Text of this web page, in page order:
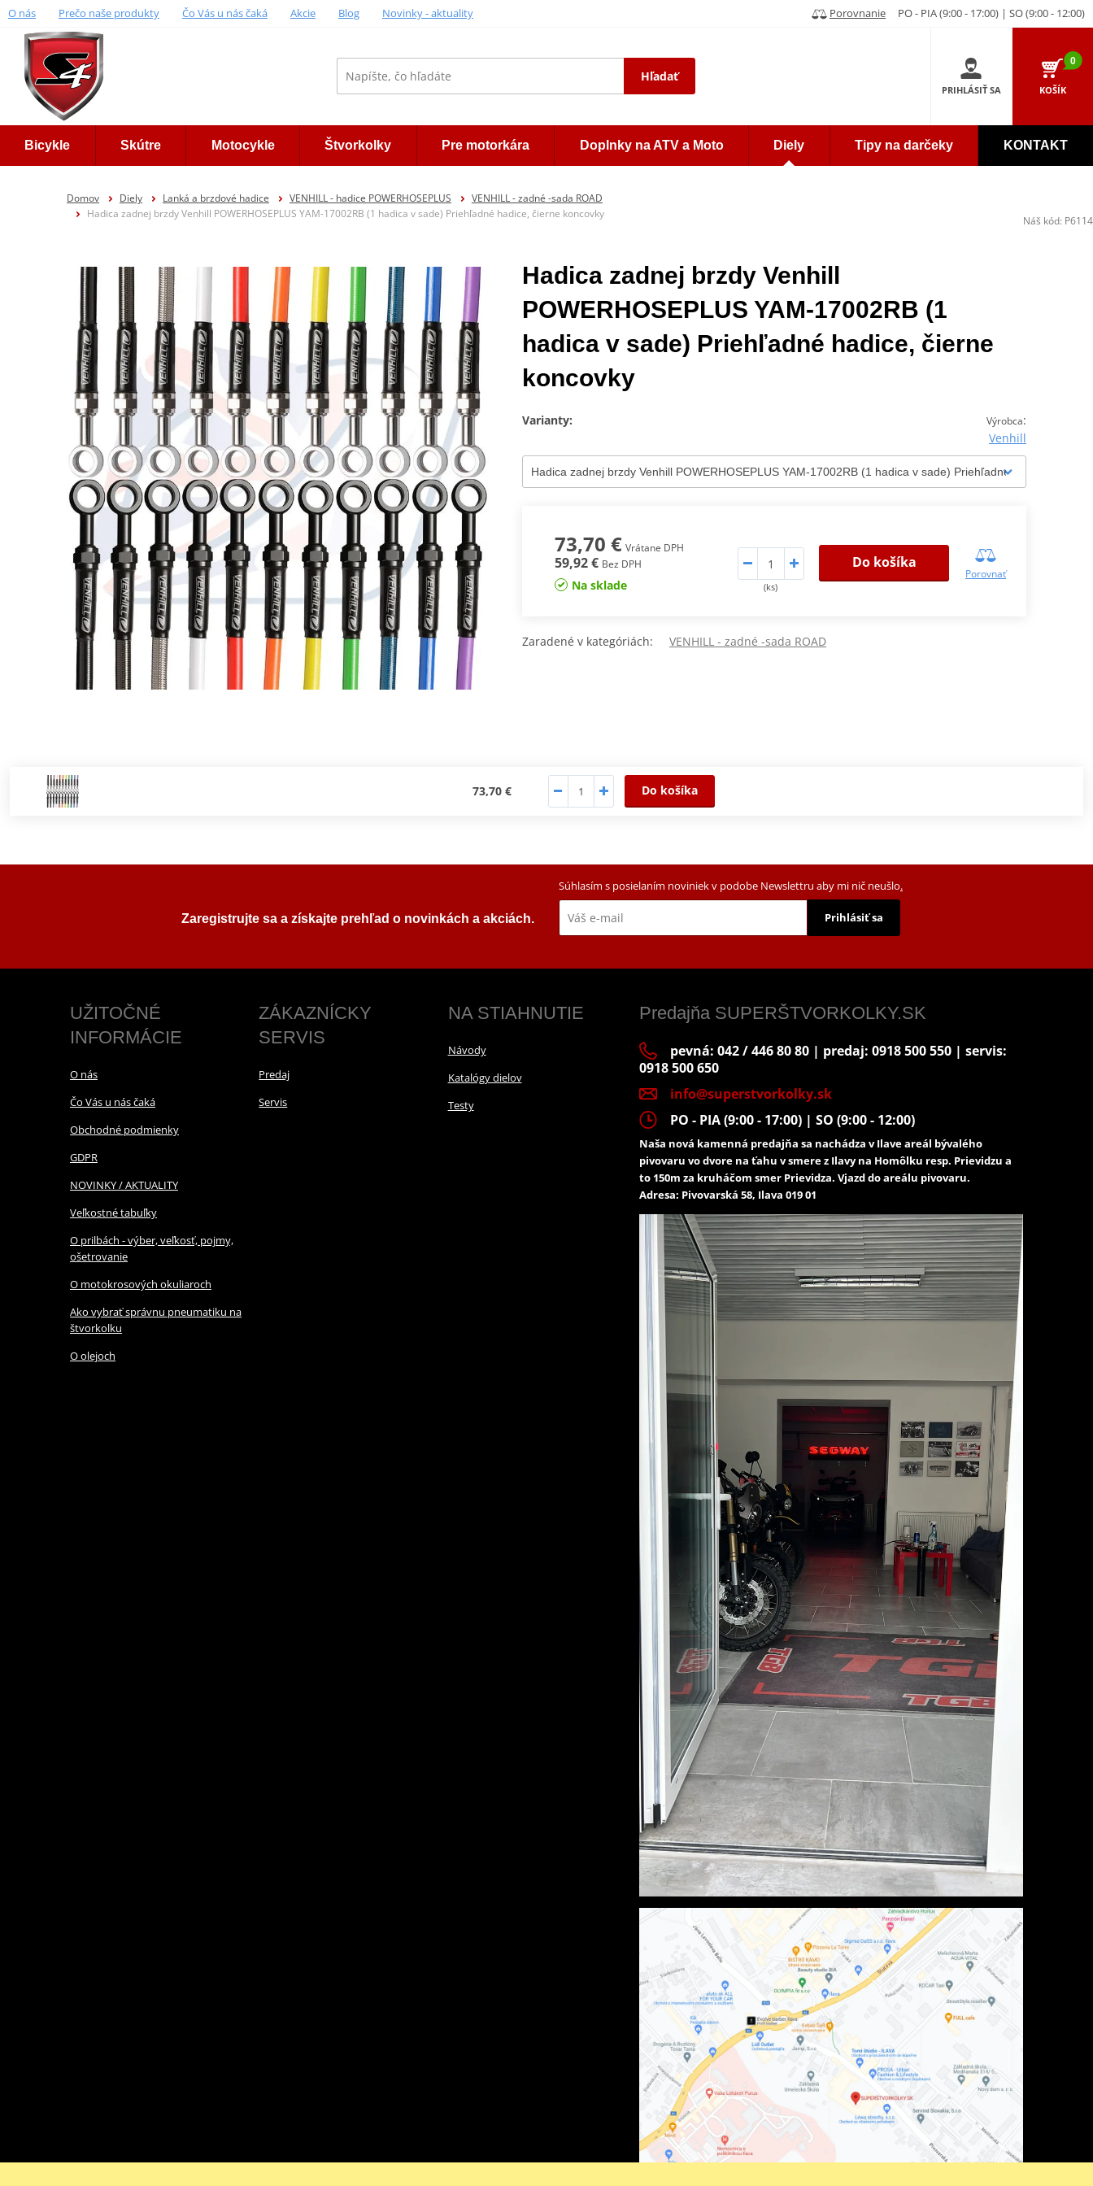
O nás Prečo naše produkty Čo Vás u nás čaká Akcie Blog Novinky - aktuality Porovnanie PO - PIA (9:00 - 17:00) | SO (9:00 - 12:00)
Hľadať
PRIHLÁSIŤ SA
0
KOŠÍK
Bicykle Skútre Motocykle Štvorkolky Pre motorkára Doplnky na ATV a Moto Diely Tipy na darčeky KONTAKT
Domov Diely Lanká a brzdové hadice VENHILL - hadice POWERHOSEPLUS
VENHILL - zadné -sada ROAD
Hadica zadnej brzdy Venhill POWERHOSEPLUS YAM-17002RB (1 hadica v sade) Priehľadné hadice, čierne koncovky
Hadica zadnej brzdy Venhill
POWERHOSEPLUS YAM-17002RB (1
hadica v sade) Priehľadné hadice, čierne
koncovky
Výrobca:
Venhill
Varianty:
73,70 € Vrátane DPH
59,92 € Bez DPH
Na sklade (ks)
Do košíka
Porovnať
Zaradené v kategóriách: VENHILL - zadné -sada ROAD
73,70 € Do košíka
Náš kód: P6114
Zaregistrujte sa a získajte prehľad o novinkách a akciách.
Súhlasím s posielaním noviniek v podobe Newslettru aby mi nič neušlo.
Prihlásiť sa
UŽITOČNÉ
INFORMÁCIE
O nás
Čo Vás u nás čaká
Obchodné podmienky
GDPR
NOVINKY / AKTUALITY
Veľkostné tabuľky
O prilbách - výber, veľkosť, pojmy,
ošetrovanie
O motokrosových okuliaroch
Ako vybrať správnu pneumatiku na
štvorkolku
O olejoch
ZÁKAZNÍCKY
SERVIS
Predaj
Servis
NA STIAHNUTIE
Návody
Katalógy dielov
Testy
Predajňa SUPERŠTVORKOLKY.SK
pevná: 042 / 446 80 80 | predaj: 0918 500 550 | servis:
0918 500 650
info@superstvorkolky.sk
PO - PIA (9:00 - 17:00) | SO (9:00 - 12:00)
Naša nová kamenná predajňa sa nachádza v Ilave areál bývalého
pivovaru vo dvore na ťahu v smere z Ilavy na Homôlku resp. Prievidzu a
to 150m za kruháčom smer Prievidza. Vjazd do areálu pivovaru.
Adresa: Pivovarská 58, Ilava 019 01